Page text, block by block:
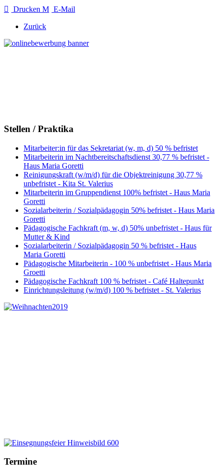
Drucken E-Mail
Zurück
Stellen / Praktika
Mitarbeiter:in für das Sekretariat (w, m, d) 50 % befristet
Mitarbeiterin im Nachtbereitschaftsdienst 30,77 % befristet -
Haus Maria Goretti
Reinigungskraft (w/m/d) für die Objektreinigung 30,77 %
unbefristet - Kita St. Valerius
Mitarbeiterin im Gruppendienst 100% befristet - Haus Maria
Goretti
Sozialarbeiterin / Sozialpädagogin 50% befristet - Haus Maria
Goretti
Pädagogische Fachkraft (m, w, d) 50% unbefristet - Haus für
Mutter & Kind
Sozialarbeiterin / Sozialpädagogin 50 % befristet - Haus
Maria Goretti
Pädagogische Mitarbeiterin - 100 % unbefristet - Haus Maria
Groetti
Pädagogische Fachkraft 100 % befristet - Café Haltepunkt
Einrichtungsleitung (w/m/d) 100 % befristet - St. Valerius
Termine